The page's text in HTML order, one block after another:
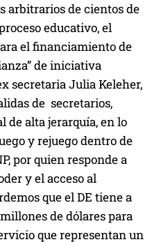
arbitrarios de cientos de
educativo, el
el financiamiento de
de iniciativa
secretaria Julia Keleher,
de secretarios,
alta jerarquía, en lo
y rejuego dentro de
por quien responde a
y el acceso al
que el DE tiene a
de dólares para
que representan un